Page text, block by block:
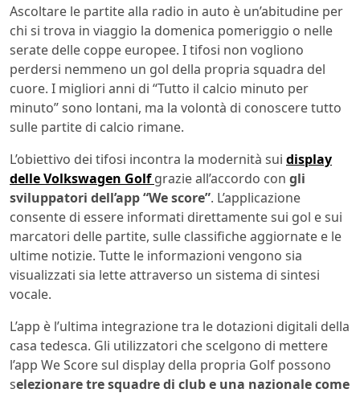
Ascoltare le partite alla radio in auto è un’abitudine per
chi si trova in viaggio la domenica pomeriggio o nelle
serate delle coppe europee. I tifosi non vogliono
perdersi nemmeno un gol della propria squadra del
cuore. I migliori anni di “Tutto il calcio minuto per
minuto” sono lontani, ma la volontà di conoscere tutto
sulle partite di calcio rimane.
L’obiettivo dei tifosi incontra la modernità sui display
delle Volkswagen Golf grazie all’accordo con gli
sviluppatori dell’app “We score”. L’applicazione
consente di essere informati direttamente sui gol e sui
marcatori delle partite, sulle classifiche aggiornate e le
ultime notizie. Tutte le informazioni vengono sia
visualizzati sia lette attraverso un sistema di sintesi
vocale.
L’app è l’ultima integrazione tra le dotazioni digitali della
casa tedesca. Gli utilizzatori che scelgono di mettere
l’app We Score sul display della propria Golf possono
selezionare tre squadre di club e una nazionale come